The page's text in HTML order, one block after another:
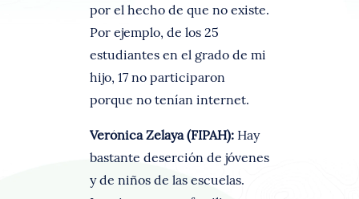
por el hecho de que no existe.
Por ejemplo, de los 25
estudiantes en el grado de mi
hijo, 17 no participaron
porque no tenían internet.
Verónica Zelaya (FIPAH): Hay
bastante deserción de jóvenes
y de niños de las escuelas.